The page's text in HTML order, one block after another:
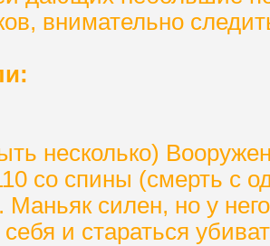
внимательно
несколько)
со спины (смерть с
силен, но у
и стараться